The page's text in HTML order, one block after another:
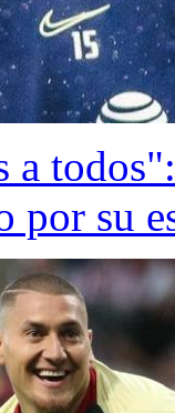
por su